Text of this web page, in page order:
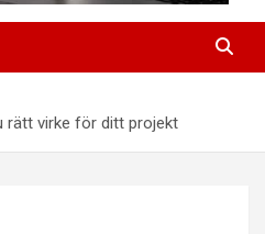
rätt virke för ditt projekt